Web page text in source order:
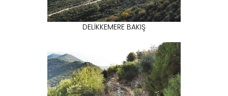
DELİKKEMERE BAKIŞ